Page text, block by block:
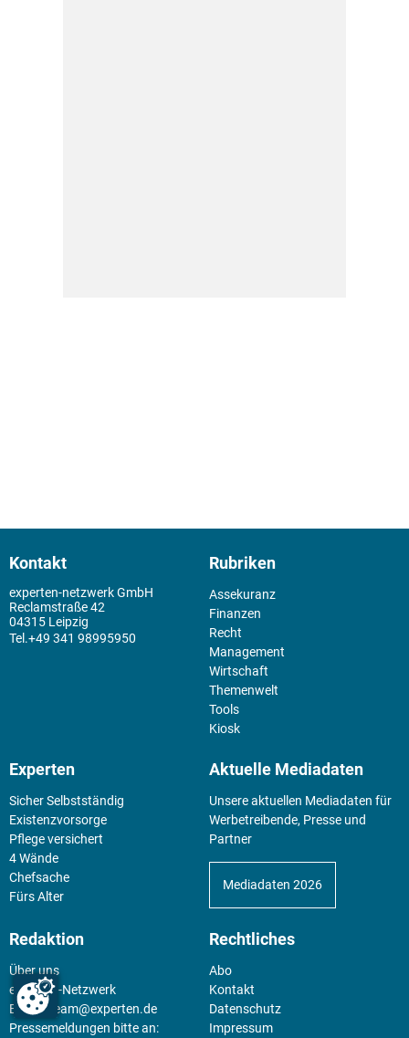
Kontakt
experten-netzwerk GmbH
Reclamstraße 42
04315 Leipzig
+49 341 98995950
Rubriken
Assekuranz
Finanzen
Recht
Management
Wirtschaft
Themenwelt
Tools
Kiosk
Experten
Sicher Selbstständig
Existenz­vorsorge
Pflege versichert
4 Wände
Chefsache
Fürs Alter
Aktuelle Mediadaten
Unsere aktuellen Mediadaten für
Werbetreibende, Presse und
Partner
Mediadaten 2026
Redaktion
Über uns
experten-Netzwerk
E-Mail:
team@experten.de
Pressemeldungen bitte an:
Rechtliches
Abo
Kontakt
Datenschutz
Impressum